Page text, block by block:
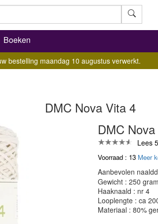
Boeken
bestelling maandag 10 augustus verwerkt.
DMC Nova Vita 4
DMC
Lees
Voorraad : 13 Meer
Aanbevolen
Gewicht : 250 gram
Haaknaald : nr 4
Looplengte : ca
Materiaal : 80%